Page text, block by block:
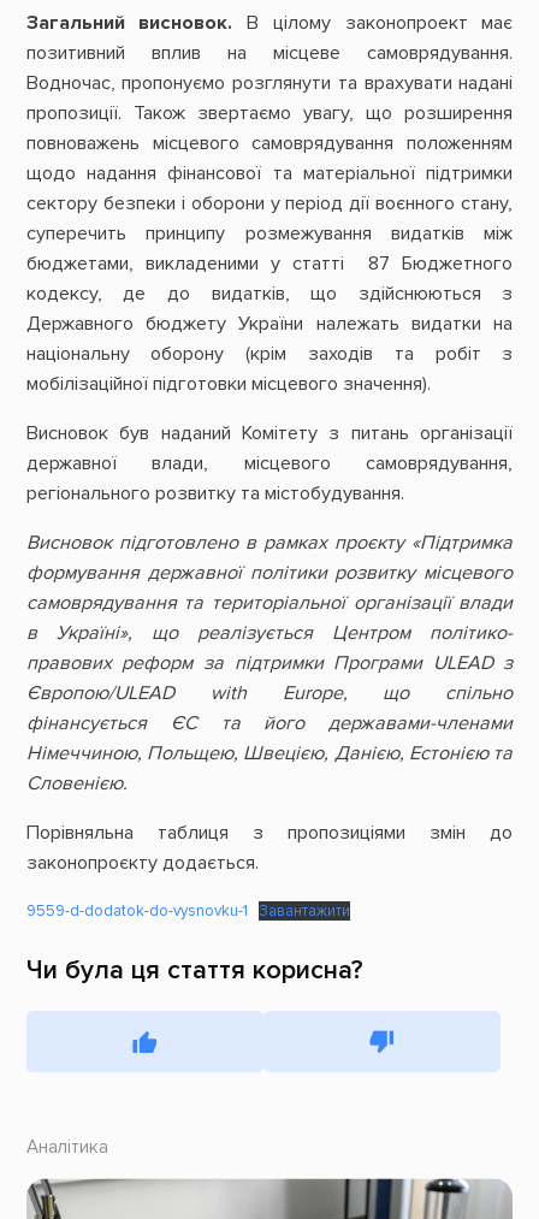
Загальний висновок. В цілому законопроект має
позитивний вплив на місцеве самоврядування.
Водночас, пропонуємо розглянути та врахувати надані
пропозиції. Також звертаємо увагу, що розширення
повноважень місцевого самоврядування положенням
щодо надання фінансової та матеріальної підтримки
сектору безпеки і оборони у період дії воєнного стану,
суперечить принципу розмежування видатків між
бюджетами, викладеними у статті 87 Бюджетного
кодексу, де до видатків, що здійснюються з
Державного бюджету України належать видатки на
національну оборону (крім заходів та робіт з
мобілізаційної підготовки місцевого значення).
Висновок був наданий Комітету з питань організації
державної влади, місцевого самоврядування,
регіонального розвитку та містобудування.
Висновок підготовлено в рамках проєкту «Підтримка
формування державної політики розвитку місцевого
самоврядування та територіальної організації влади
в Україні», що реалізується Центром політико-
правових реформ за підтримки Програми ULEAD з
Європою/ULEAD with Europe, що спільно
фінансується ЄС та його державами-членами
Німеччиною, Польщею, Швецією, Данією, Естонією та
Словенією.
Порівняльна таблиця з пропозиціями змін до
законопроєкту додається.
9559-d-dodatok-do-vysnovku-1 Завантажити
Чи була ця стаття корисна?
Аналітика